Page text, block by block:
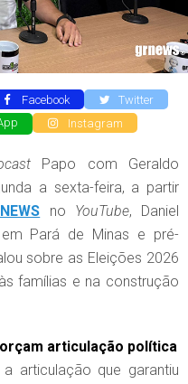
Facebook
Twitter
Instagram
Papo com Geraldo
a sexta-feira, a partir
no YouTube, Daniel
Pará de Minas e pré-
sobre as Eleições 2026
famílias e na construção
articulação política
articulação que garantiu